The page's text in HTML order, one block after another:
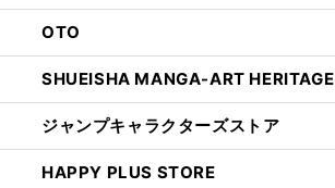
OTO
SHUEISHA MANGA-ART HERITAGE
ジャンプキャラクターズストア
HAPPY PLUS STORE